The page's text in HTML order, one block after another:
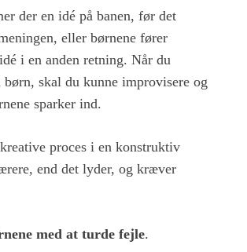
der en idé på banen, før det
eller børnene fører
i en anden retning. Når du
børn, skal du kunne improvisere og
sparker ind.
proces i en konstruktiv
end det lyder, og kræver
med at turde fejle.